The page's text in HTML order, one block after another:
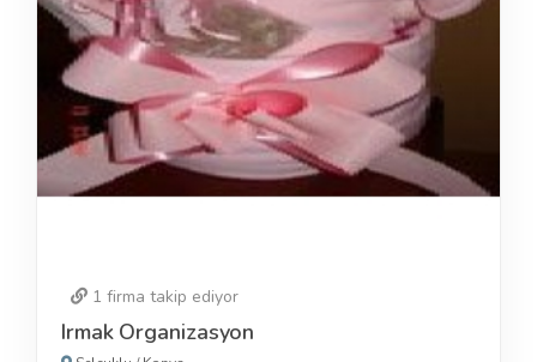
1 firma takip ediyor
Irmak Organizasyon